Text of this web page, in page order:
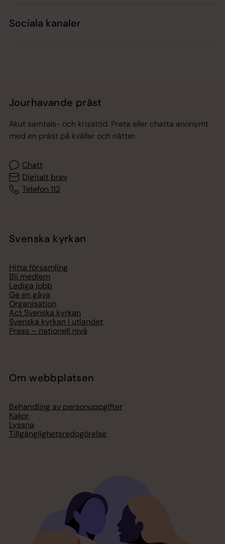
Sociala kanaler
Jourhavande präst
Akut samtals- och krisstöd. Prata eller chatta anonymt
med en präst på kvällar och nätter.
Chatt
Digitalt brev
Telefon 112
Svenska kyrkan
Hitta församling
Bli medlem
Lediga jobb
Ge en gåva
Organisation
Act Svenska kyrkan
Svenska kyrkan i utlandet
Press – nationell nivå
Om webbplatsen
Behandling av personuppgifter
Kakor
Lyssna
Tillgänglighetsredogörelse